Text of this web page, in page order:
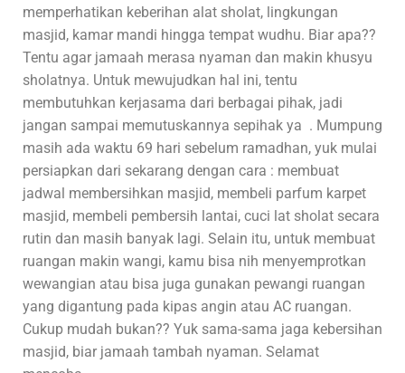
memperhatikan keberihan alat sholat, lingkungan
masjid, kamar mandi hingga tempat wudhu. Biar apa??
Tentu agar jamaah merasa nyaman dan makin khusyu
sholatnya. Untuk mewujudkan hal ini, tentu
membutuhkan kerjasama dari berbagai pihak, jadi
jangan sampai memutuskannya sepihak ya . Mumpung
masih ada waktu 69 hari sebelum ramadhan, yuk mulai
persiapkan dari sekarang dengan cara : membuat
jadwal membersihkan masjid, membeli parfum karpet
masjid, membeli pembersih lantai, cuci lat sholat secara
rutin dan masih banyak lagi. Selain itu, untuk membuat
ruangan makin wangi, kamu bisa nih menyemprotkan
wewangian atau bisa juga gunakan pewangi ruangan
yang digantung pada kipas angin atau AC ruangan.
Cukup mudah bukan?? Yuk sama-sama jaga kebersihan
masjid, biar jamaah tambah nyaman. Selamat